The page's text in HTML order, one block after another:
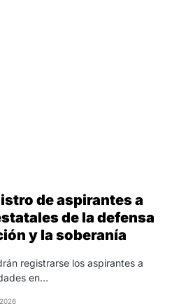
de aspirantes a
de la defensa
y la soberanía
registrarse los aspirantes a
en…